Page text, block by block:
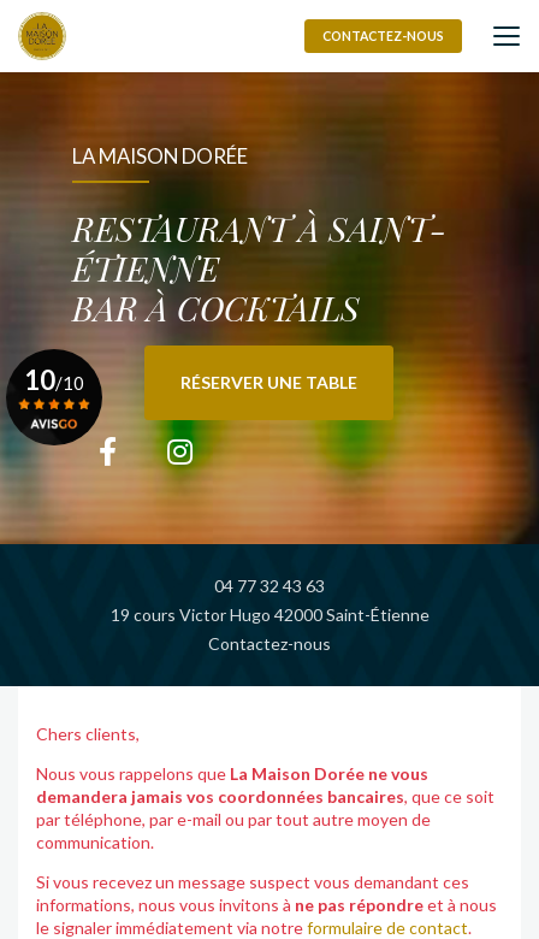
Aller
contenu
CONTACTEZ-NOUS
LA MAISON DORÉE
RESTAURANT À SAINT-
ÉTIENNE
BAR À COCKTAILS
RÉSERVER UNE TABLE
04 77 32 43 63
19 cours Victor Hugo 42000 Saint-Étienne
Contactez-nous
10/10
Chers clients,
Nous vous rappelons que La Maison Dorée ne vous
demandera jamais vos coordonnées bancaires, que ce soit
par téléphone, par e-mail ou par tout autre moyen de
communication.
Si vous recevez un message suspect vous demandant ces
informations, nous vous invitons à ne pas répondreet à nous
le signaler immédiatement via notreformulaire de contact.